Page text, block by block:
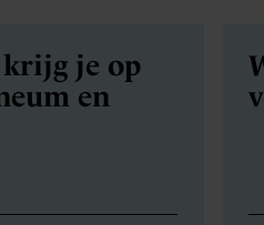
krijg je op
en